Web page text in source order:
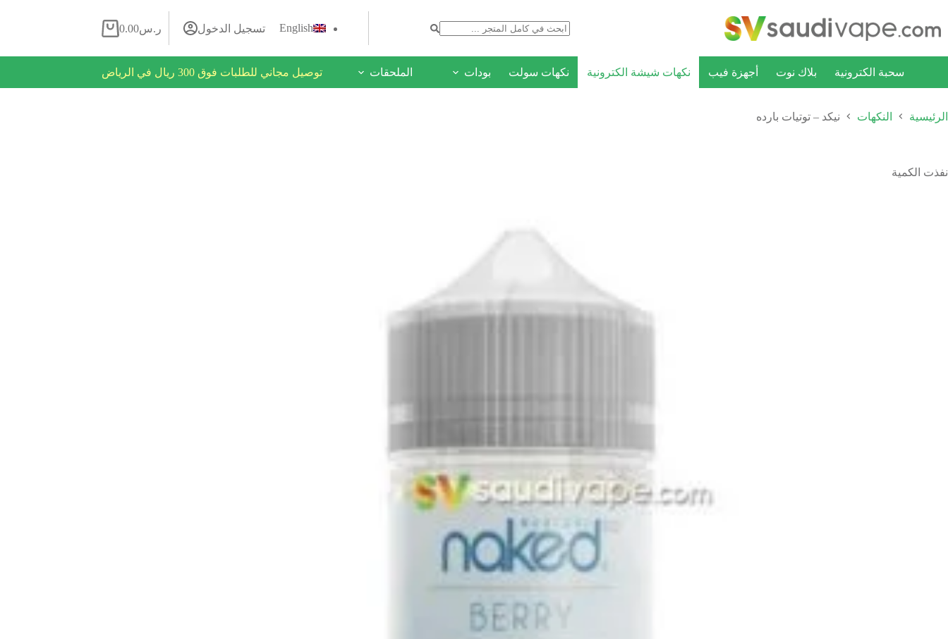
English تسجيل الدخول ر.س0.00
سحبة الكترونية بلاك نوت أجهزة فيب نكهات شيشة الكترونية نكهات سولت بودات الملحقات عروض فلاش يومية
توصيل مجاني للطلبات فوق 300 ريال في الرياض
الرئيسية النكهات نيكد – توتيات بارده
نفذت الكمية